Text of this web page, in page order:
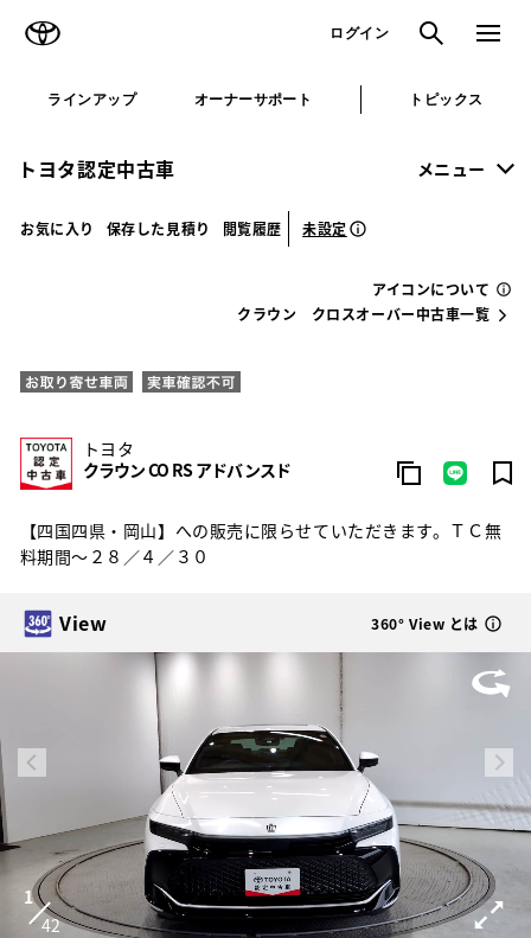
ログイン 検索 メニュ
ラインアップ オーナーサポート トピックス
トヨタ認定中古車 メニュー
お気に入り 保存した見積り 閲覧履歴 未設定
アイコンについて
クラウン クロスオーバー中古車一覧
トヨタ
クラウン CO RS アドバンスド
【四国四県・岡山】への販売に限らせていただきます。ＴＣ無
料期間～２８／４／３０
View 360° View とは
1
42